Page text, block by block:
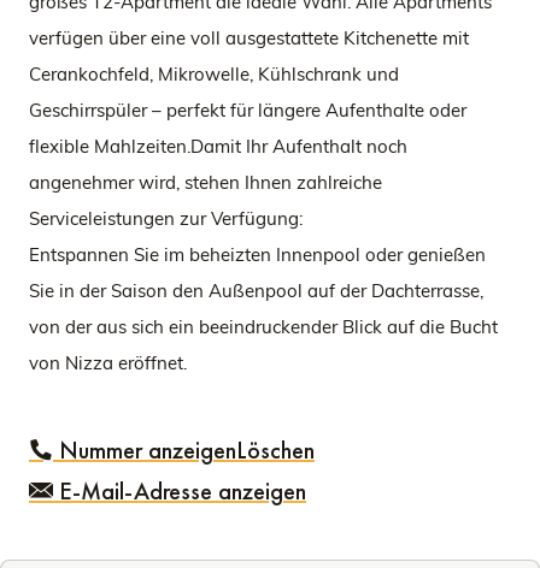
verfügen über eine voll ausgestattete Kitchenette mit
Cerankochfeld, Mikrowelle, Kühlschrank und
Geschirrspüler – perfekt für längere Aufenthalte oder
flexible Mahlzeiten.Damit Ihr Aufenthalt noch
angenehmer wird, stehen Ihnen zahlreiche
Serviceleistungen zur Verfügung:
Entspannen Sie im beheizten Innenpool oder genießen
Sie in der Saison den Außenpool auf der Dachterrasse,
von der aus sich ein beeindruckender Blick auf die Bucht
von Nizza eröffnet.
Nummer anzeigenLöschen
E-Mail-Adresse anzeigen